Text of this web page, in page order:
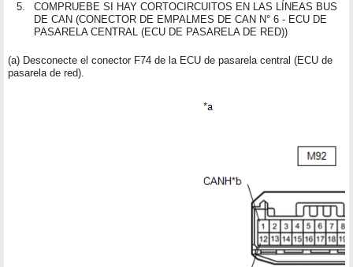
5.
COMPRUEBE SI HAY CORTOCIRCUITOS EN LAS LÍNEAS BUS
DE CAN (CONECTOR DE EMPALMES DE CAN N° 6 - ECU DE
PASARELA CENTRAL (ECU DE PASARELA DE RED))
(a) Desconecte el conector F74 de la ECU de pasarela central (ECU de
pasarela de red).